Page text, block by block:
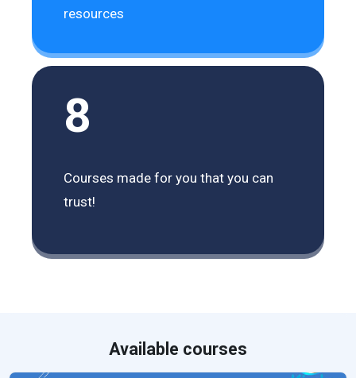
resources
8
Courses made for you that you can
trust!
Available courses